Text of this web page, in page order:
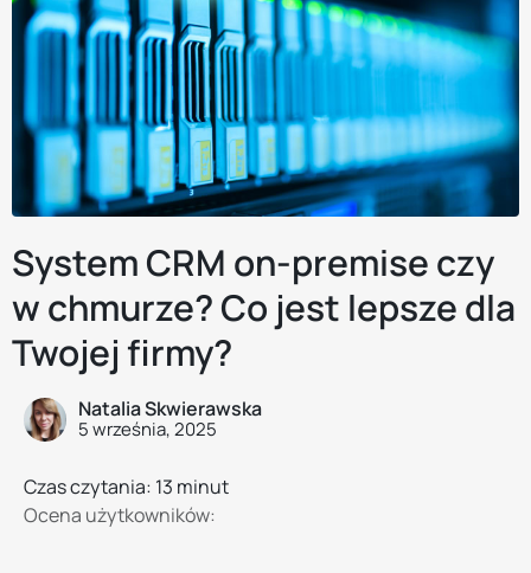
System CRM on-premise czy
w chmurze? Co jest lepsze dla
Twojej firmy?
Natalia Skwierawska
5 września, 2025
Czas czytania: 13 minut
Ocena użytkowników: